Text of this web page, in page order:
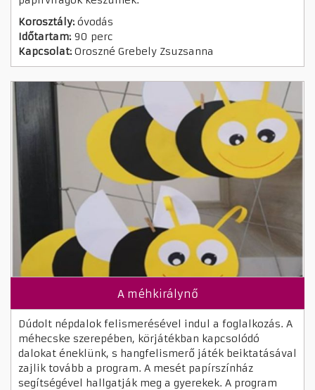
Korosztály: óvodás
Időtartam: 90 perc
Kapcsolat: Oroszné Grebely Zsuzsanna
A méhkirálynő
Dúdolt népdalok felismerésével indul a foglalkozás. A
méhecske szerepében, körjátékban kapcsolódó
dalokat éneklünk, s hangfelismerő játék beiktatásával
zajlik tovább a program. A mesét papírszínház
segítségével hallgatják meg a gyerekek. A program